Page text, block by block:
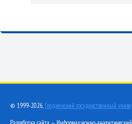
© 1999-2026, Гродненский государственный